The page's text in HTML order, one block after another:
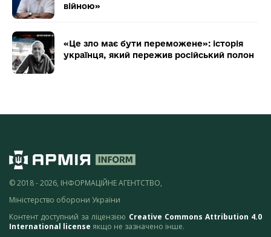
війною»
«Це зло має бути переможене»: історія
українця, який пережив російський полон
© 2018 - 2026, ІНФОРМАЦІЙНЕ АГЕНТСТВО,
Міністерство оборони України
Контент доступний за ліцензією Creative Commons Attribution 4.0
International license якщо не зазначено інше.